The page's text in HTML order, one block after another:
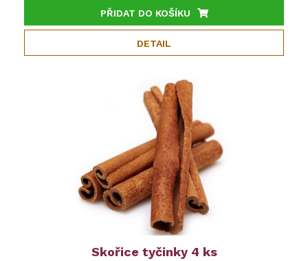
PŘIDAT DO KOŠÍKU
DETAIL
Skořice tyčinky 4 ks